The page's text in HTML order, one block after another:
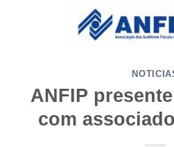
ANFIP
com